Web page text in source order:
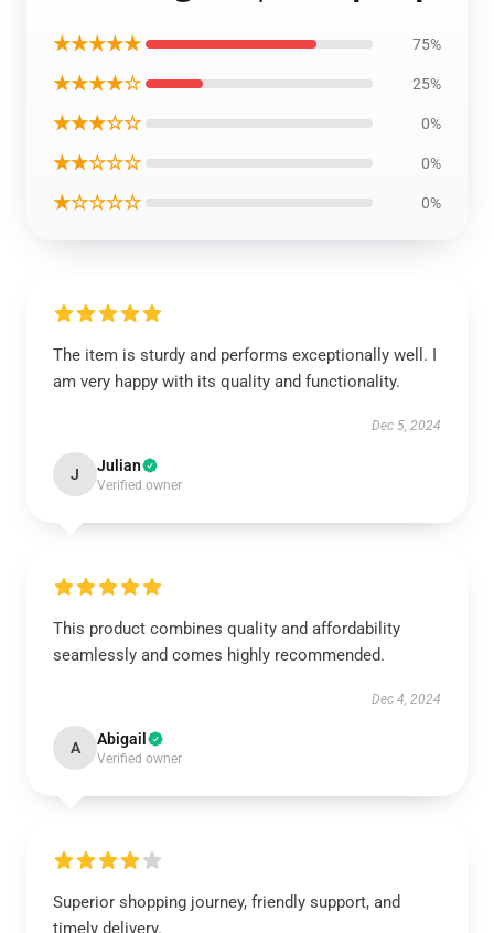
★★★★★ 75%
★★★★☆ 25%
★★★☆☆ 0%
★★☆☆☆ 0%
★☆☆☆☆ 0%
The item is sturdy and performs exceptionally well. I
am very happy with its quality and functionality.
Dec 5, 2024
J Julian
Verified owner
This product combines quality and affordability
seamlessly and comes highly recommended.
Dec 4, 2024
A Abigail
Verified owner
Superior shopping journey, friendly support, and
timely delivery.